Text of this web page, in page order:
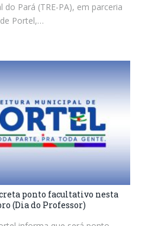
do Pará (TRE-PA), em parceria
Portel,…
ponto facultativo nesta
(Dia do Professor)